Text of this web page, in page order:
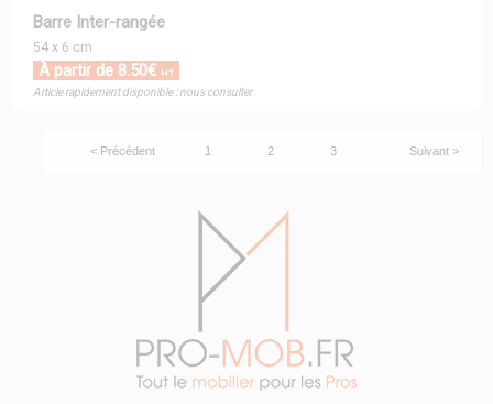
Barre Inter-rangée
54 x 6 cm
À partir de 8.50€ HT
Article rapidement disponible : nous consulter
< Précédent 1 2 3 Suivant >